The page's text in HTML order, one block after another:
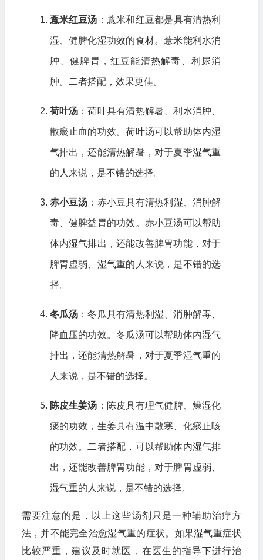
薏米红豆汤 ：薏米和红豆都是具有清热利
湿、健脾化湿功效的食材。薏米能利水消
肿、健脾胃，红豆能清热解毒、利尿消
肿。二者搭配，效果更佳。
荷叶汤 ：荷叶具有清热解暑、利水消肿、
散瘀止血的功效。荷叶汤可以帮助体内湿
气排出，还能清热解暑，对于夏季湿气重
的人来说，是不错的选择。
赤小豆汤 ：赤小豆具有清热利湿、消肿解
毒、健脾益胃的功效。赤小豆汤可以帮助
体内湿气排出，还能改善脾胃功能，对于
脾胃虚弱、湿气重的人来说，是不错的选
择。
冬瓜汤 ：冬瓜具有清热利湿、消肿解毒、
降血压的功效。冬瓜汤可以帮助体内湿气
排出，还能清热解暑，对于夏季湿气重的
人来说，是不错的选择。
陈皮生姜汤 ：陈皮具有理气健脾、燥湿化
痰的功效，生姜具有温中散寒、化痰止咳
的功效。二者搭配，可以帮助体内湿气排
出，还能改善脾胃功能，对于脾胃虚弱、
湿气重的人来说，是不错的选择。
需要注意的是，以上这些汤剂只是一种辅助治疗方
法，并不能完全治愈湿气重的症状。如果湿气重症状
比较严重，建议及时就医，在医生的指导下进行治